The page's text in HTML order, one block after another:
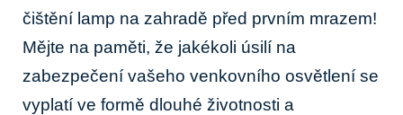
čištění lamp na zahradě před prvním mrazem!
Mějte​ na paměti, že jakékoli úsilí na
zabezpečení vašeho venkovního osvětlení‍ se​
vyplatí ve formě dlouhé životnosti a